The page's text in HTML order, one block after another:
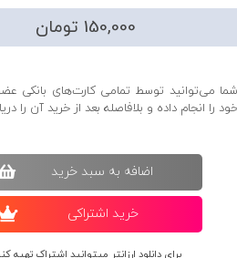
150,000 تومان
شما می‌توانید توسط تمامی کارت‌های بانکی
خود را انجام داده و بلافاصله بعد از خرید آن را
اضافه به سبد خريد
خريد اشتراکی
برای دانلود ارزانتر میتوانید اشتراک تهیه